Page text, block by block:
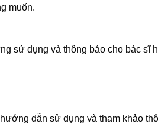
muốn.
sử dụng và thông báo cho bác
dẫn sử dụng và tham khảo